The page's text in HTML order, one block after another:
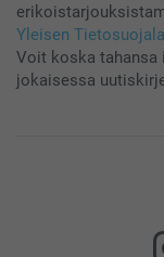
Yleisen
Voit koska
jokaisessa